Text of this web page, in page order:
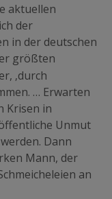
aktuellen
der
in der deutschen
größten
‚durch
… Erwarten
Krisen in
Unmut
Dann
Mann, der
an